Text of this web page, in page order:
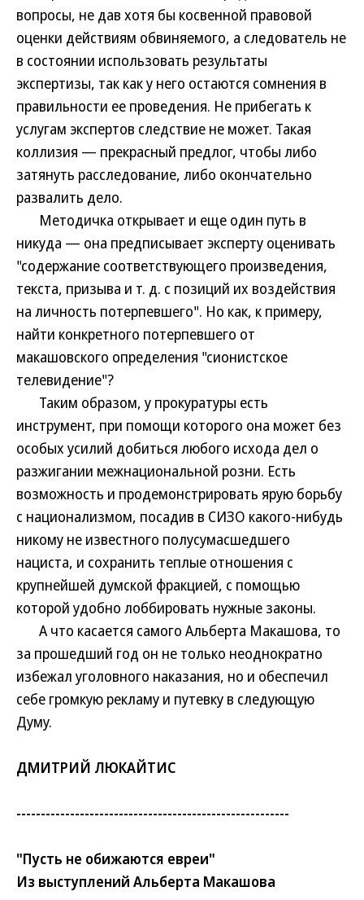
вопросы, не дав хотя бы косвенной правовой
оценки действиям обвиняемого, а следователь не
в состоянии использовать результаты
экспертизы, так как у него остаются сомнения в
правильности ее проведения. Не прибегать к
услугам экспертов следствие не может. Такая
коллизия — прекрасный предлог, чтобы либо
затянуть расследование, либо окончательно
развалить дело.
Методичка открывает и еще один путь в
никуда — она предписывает эксперту оценивать
"содержание соответствующего произведения,
текста, призыва и т. д. с позиций их воздействия
на личность потерпевшего". Но как, к примеру,
найти конкретного потерпевшего от
макашовского определения "сионистское
телевидение"?
Таким образом, у прокуратуры есть
инструмент, при помощи которого она может без
особых усилий добиться любого исхода дел о
разжигании межнациональной розни. Есть
возможность и продемонстрировать ярую борьбу
с национализмом, посадив в СИЗО какого-нибудь
никому не известного полусумасшедшего
нациста, и сохранить теплые отношения с
крупнейшей думской фракцией, с помощью
которой удобно лоббировать нужные законы.
А что касается самого Альберта Макашова, то
за прошедший год он не только неоднократно
избежал уголовного наказания, но и обеспечил
себе громкую рекламу и путевку в следующую
Думу.
ДМИТРИЙ ЛЮКАЙТИС
--------------------------------------------------------
"Пусть не обижаются евреи"
Из выступлений Альберта Макашова